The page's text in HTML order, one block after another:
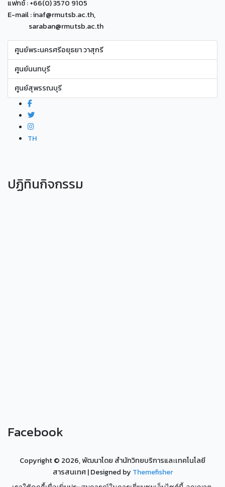
แฟกซ์ : +66(0) 3570 9105
E-mail : inaf@rmutsb.ac.th,
saraban@rmutsb.ac.th
ศูนย์พระนครศรีอยุธยา วาสุกรี
ศูนย์นนทบุรี
ศูนย์สุพรรณบุรี
TH
ปฏิทินกิจกรรม
Facebook
Copyright © 2026, พัฒนาโดย สำนักวิทยบริการและเทคโนโลยี
สารสนเทศ| Designed by Themefisher